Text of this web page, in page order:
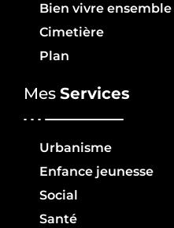
Bien vivre ensemble
Cimetière
Plan
Mes Services
Urbanisme
Enfance jeunesse
Social
Santé